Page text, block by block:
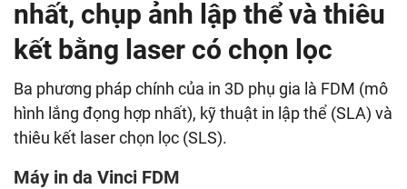
nhất, chụp ảnh lập thể và thiêu
kết bằng laser có chọn lọc
Ba phương pháp chính của in 3D phụ gia là FDM (mô
hình lắng đọng hợp nhất), kỹ thuật in lập thể (SLA) và
thiêu kết laser chọn lọc (SLS).
Máy in da Vinci FDM